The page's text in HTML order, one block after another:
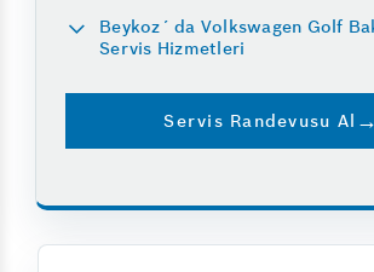
Beykoz´ da Volkswagen Golf
Servis Hizmetleri
Servis Randevusu Al